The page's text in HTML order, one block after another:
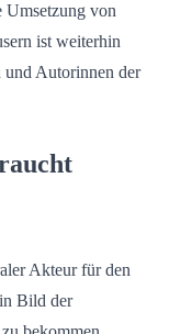
von
ist weiterhin
und Autorinnen der
Akteur für den
Bild der